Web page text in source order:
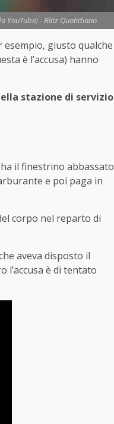
YouTube) - Blitz Quotidiano
esempio, giusto qualche
è l’accusa) hanno
stazione di servizio
il finestrino abbassato
e poi paga in
corpo nel reparto di
aveva disposto il
l’accusa è di tentato